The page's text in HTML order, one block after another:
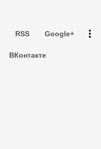
RSS Google+
ВКонтакте
more_vert
Партнеры